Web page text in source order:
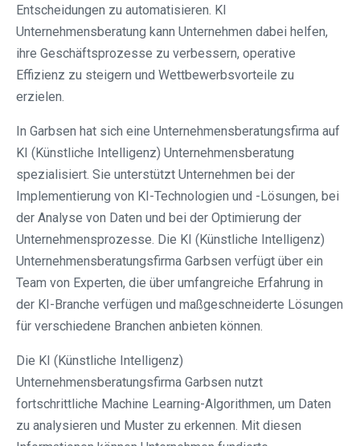
Entscheidungen zu automatisieren. KI
Unternehmensberatung kann Unternehmen dabei helfen,
ihre Geschäftsprozesse zu verbessern, operative
Effizienz zu steigern und Wettbewerbsvorteile zu
erzielen.
In Garbsen hat sich eine Unternehmensberatungsfirma auf
KI (Künstliche Intelligenz) Unternehmensberatung
spezialisiert. Sie unterstützt Unternehmen bei der
Implementierung von KI-Technologien und -Lösungen, bei
der Analyse von Daten und bei der Optimierung der
Unternehmensprozesse. Die KI (Künstliche Intelligenz)
Unternehmensberatungsfirma Garbsen verfügt über ein
Team von Experten, die über umfangreiche Erfahrung in
der KI-Branche verfügen und maßgeschneiderte Lösungen
für verschiedene Branchen anbieten können.
Die KI (Künstliche Intelligenz)
Unternehmensberatungsfirma Garbsen nutzt
fortschrittliche Machine Learning-Algorithmen, um Daten
zu analysieren und Muster zu erkennen. Mit diesen